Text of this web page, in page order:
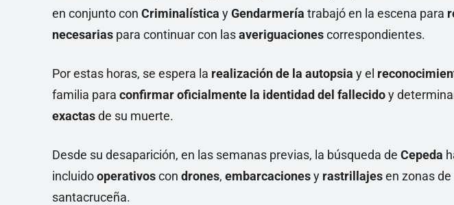
en conjunto con Criminalística yGendarmería trabajó en la escena para
necesarias para continuar con lasaveriguacionescorrespondientes.
Por estas horas, se espera la realización de la autopsia y el
familia para confirmar oficialmente la identidad del fallecidoy
exactasde su muerte.
Desde su desaparición, en las semanas previas, la búsqueda de Cepeda
incluidooperativoscon drones, embarcacionesy rastrillajesen zonas de
santacruceña.